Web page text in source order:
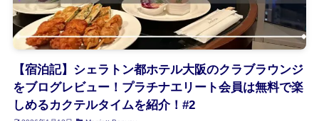
【宿泊記】シェラトン都ホテル大阪のクラブラウンジ
をブログレビュー！プラチナエリート会員は無料で楽
しめるカクテルタイムを紹介！#2